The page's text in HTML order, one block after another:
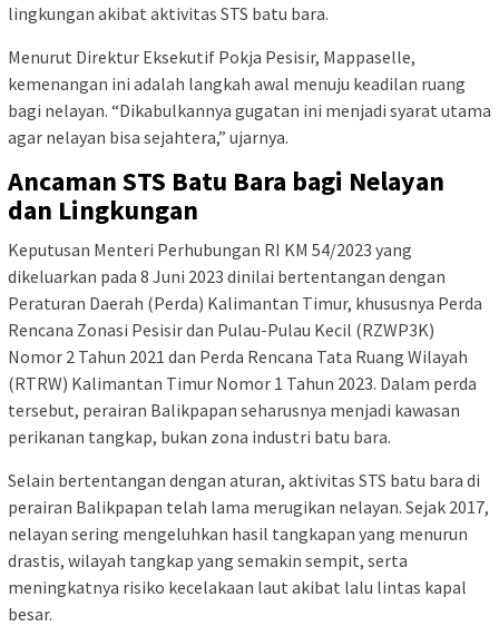
lingkungan akibat aktivitas STS batu bara.
Menurut Direktur Eksekutif Pokja Pesisir, Mappaselle,
kemenangan ini adalah langkah awal menuju keadilan ruang
bagi nelayan. “Dikabulkannya gugatan ini menjadi syarat utama
agar nelayan bisa sejahtera,” ujarnya.
Ancaman STS Batu Bara bagi Nelayan
dan Lingkungan
Keputusan Menteri Perhubungan RI KM 54/2023 yang
dikeluarkan pada 8 Juni 2023 dinilai bertentangan dengan
Peraturan Daerah (Perda) Kalimantan Timur, khususnya Perda
Rencana Zonasi Pesisir dan Pulau-Pulau Kecil (RZWP3K)
Nomor 2 Tahun 2021 dan Perda Rencana Tata Ruang Wilayah
(RTRW) Kalimantan Timur Nomor 1 Tahun 2023. Dalam perda
tersebut, perairan Balikpapan seharusnya menjadi kawasan
perikanan tangkap, bukan zona industri batu bara.
Selain bertentangan dengan aturan, aktivitas STS batu bara di
perairan Balikpapan telah lama merugikan nelayan. Sejak 2017,
nelayan sering mengeluhkan hasil tangkapan yang menurun
drastis, wilayah tangkap yang semakin sempit, serta
meningkatnya risiko kecelakaan laut akibat lalu lintas kapal
besar.